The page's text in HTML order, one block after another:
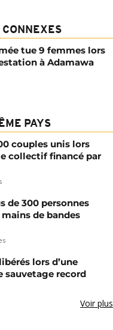
tue 9 femmes lors
à Adamawa
PAYS
couples unis lors
collectif financé par
de 300 personnes
de bandes
lors d’une
sauvetage record
Voir plus